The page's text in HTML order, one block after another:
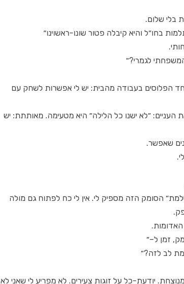
בלי שלום.
בחו״ל והיא קיבלה פטור שונו-ראשוינו״
לגמרי?״
הפלוסים בעבודה מהבית: יש לי אפשרות לשחק עם
״לא ישנו כל הלילה״ היא מטעימה. מאותתת: יש
שאפשר.
הסומק הזה מספיק לי. אין לי כח לפתוח גם מולה
זמן ל–״
לב לזה?״
יודעת-כל על זוגות צעירים. לא מפריע לי שאני לא